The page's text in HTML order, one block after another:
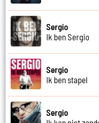
Sergio
Ik ben Sergio
Sergio
Ik ben stapel
Sergio